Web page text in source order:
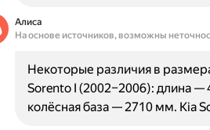
Алиса
На основе источников, возможны
Некоторые различия в
Sorento I (2002–2006): длина
колёсная база — 2710 мм. Kia